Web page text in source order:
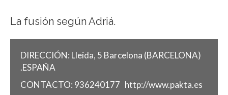
La fusión según Adriá.
DIRECCIÓN: Lleida, 5 Barcelona (BARCELONA)
.ESPAÑA
CONTACTO: 936240177 http://www.pakta.es